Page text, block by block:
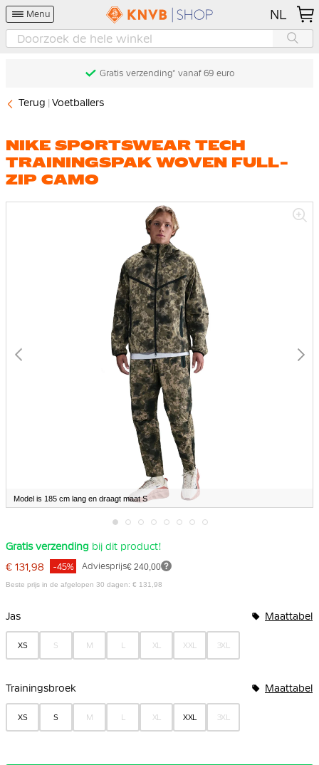
Menu NL
Gratis verzending* vanaf 69 euro
Terug Voetballers
NIKE SPORTSWEAR TECH
TRAININGSPAK WOVEN FULL-
ZIP CAMO
Model is 185 cm lang en draagt maat S
naar
begin
van
gallerij
Gratis verzending bij dit product!
€ 131,98
Adviesprijs€ 240,00
-45%
Beste prijs in de afgelopen 30 dagen: € 131,98
Jas Maattabel
XS S M L XL XXL 3XL
Trainingsbroek Maattabel
XS S M L XL XXL 3XL